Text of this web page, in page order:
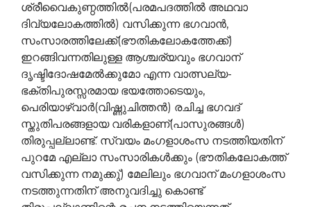
ശ്രീവൈകുണ്ഠത്തില്‍(പരമപദത്തില്‍ അഥവാ
ദിവ്യലോകത്തില്‍) വസിക്കുന്ന ഭഗവാന്‍,‍
സംസാരത്തിലേക്ക്(ഭൗതികലോകത്തേക്ക്)
ഇറങ്ങിവന്നതിലുള്ള ആശ്ചര്യവും ഭഗവാന്
ദൃഷ്ടിദോഷമേല്‍ക്കുമോ എന്ന വാത്സല്യ-
ഭക്തിപുരസ്സരമായ ഭയത്തോടെയും,
പെരിയാഴ്വാര്‍(വിഷ്ണുചിത്തന്‍) രചിച്ച ഭഗവദ്
സ്തുതിപരങ്ങളായ വരികളാണ്(പാസുരങ്ങള്‍)
തിരുപ്പല്ലാണ്ട്. സ്വയം മംഗളാശംസ നടത്തിയതിന്
പുറമേ എല്ലാ സംസാരികള്‍ക്കും (ഭൗതികലോകത്ത്
വസിക്കുന്ന നമുക്കു്) മേലിലും ഭഗവാന് മംഗളാശംസ
നടത്തുന്നതിന് അനുവദിച്ചു കൊണ്ട്